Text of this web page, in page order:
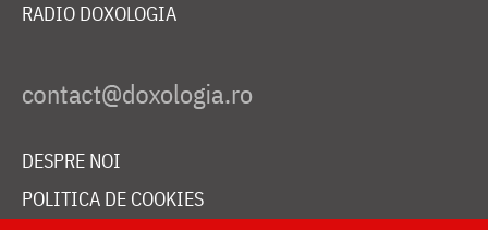
RADIO DOXOLOGIA
DESPRE NOI
POLITICA DE COOKIES